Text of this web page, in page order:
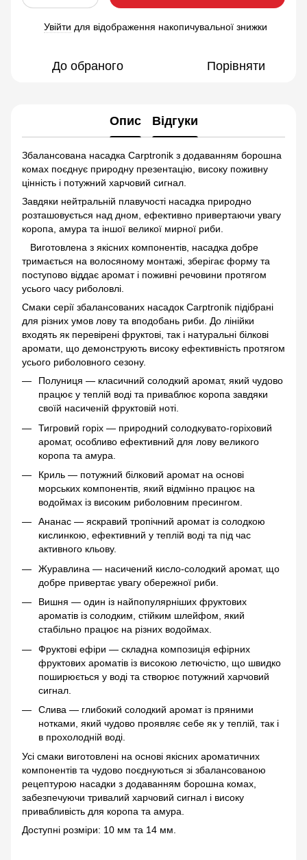
Увійти для відображення накопичувальної знижки
До обраного Порівняти
Опис Відгуки
Збалансована насадка Carptronik з додаванням борошна
комах поєднує природну презентацію, високу поживну
цінність і потужний харчовий сигнал.
Завдяки нейтральній плавучості насадка природно
розташовується над дном, ефективно привертаючи увагу
коропа, амура та іншої великої мирної риби.
Виготовлена з якісних компонентів, насадка добре
тримається на волосяному монтажі, зберігає форму та
поступово віддає аромат і поживні речовини протягом
усього часу риболовлі.
Смаки серії збалансованих насадок Carptronik підібрані
для різних умов лову та вподобань риби. До лінійки
входять як перевірені фруктові, так і натуральні білкові
аромати, що демонструють високу ефективність протягом
усього риболовного сезону.
Полуниця — класичний солодкий аромат, який чудово
працює у теплій воді та приваблює коропа завдяки
своїй насиченій фруктовій ноті.
Тигровий горіх — природний солодкувато-горіховий
аромат, особливо ефективний для лову великого
коропа та амура.
Криль — потужний білковий аромат на основі
морських компонентів, який відмінно працює на
водоймах із високим риболовним пресингом.
Ананас — яскравий тропічний аромат із солодкою
кислинкою, ефективний у теплій воді та під час
активного кльову.
Журавлина — насичений кисло-солодкий аромат, що
добре привертає увагу обережної риби.
Вишня — один із найпопулярніших фруктових
ароматів із солодким, стійким шлейфом, який
стабільно працює на різних водоймах.
Фруктові ефіри — складна композиція ефірних
фруктових ароматів із високою летючістю, що швидко
поширюється у воді та створює потужний харчовий
сигнал.
Слива — глибокий солодкий аромат із пряними
нотками, який чудово проявляє себе як у теплій, так і
в прохолодній воді.
Усі смаки виготовлені на основі якісних ароматичних
компонентів та чудово поєднуються зі збалансованою
рецептурою насадки з додаванням борошна комах,
забезпечуючи тривалий харчовий сигнал і високу
привабливість для коропа та амура.
Доступні розміри: 10 мм та 14 мм.